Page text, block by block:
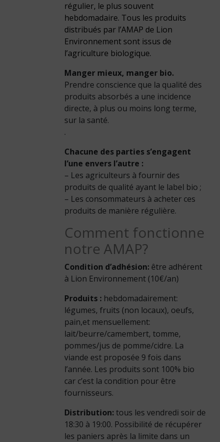
régulier, le plus souvent
hebdomadaire. Tous les produits
distribués par l’AMAP de Lion
Environnement sont issus de
l’agriculture biologique.
Manger mieux, manger bio.
Prendre conscience que la qualité des
produits absorbés a une incidence
directe, à plus ou moins long terme,
sur la santé.
.
Chacune des parties s’engagent
l’une envers l’autre :
– Les agriculteurs à fournir des
produits de qualité ayant le label bio ;
– Les consommateurs à acheter ces
produits de manière régulière.
Comment fonctionne
notre AMAP?
Condition d’adhésion: être adhérent
à Lion Environnement (10€/an)
Produits : hebdomadairement:
légumes, fruits (non locaux), oeufs,
pain,et mensuellement:
lait/beurre/camembert, tomme,
pommes/jus de pomme/cidre. La
viande est proposée 9 fois dans
l’année. Les produits sont 100% bio
car c’est la condition pour être
fournisseurs.
Distribution: tous les vendredi soir de
18:30 à 19:00. Possibilité de récupérer
les paniers après la limite dans un